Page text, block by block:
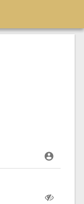
account_circle